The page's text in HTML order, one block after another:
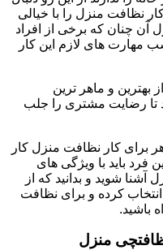
نظافت منزل را با خیالی
آن چنان که برخی از افراد
مهارت های لازم این کار
و ماهر ترین
تا رضایت مشتری را جلب
برای کار نظافت منزل کار
فرد باید با ویژگی های
شوید و بدانید که از
کرده و برای نظافت
باشید.
منزل